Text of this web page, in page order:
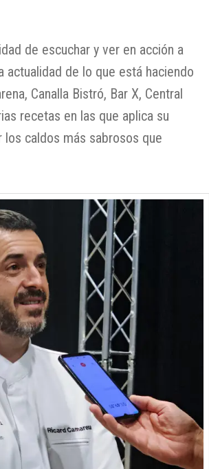
de escuchar y ver en acción a
actualidad de lo que está haciendo
Canalla Bistró, Bar X, Central
recetas en las que aplica su
caldos más sabrosos que